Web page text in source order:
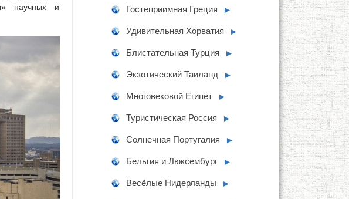
научных и
Гостеприимная Греция ►
Удивительная Хорватия ►
Блистательная Турция ►
Экзотический Таиланд ►
Многовековой Египет ►
Туристическая Россия ►
Солнечная Португалия ►
Бельгия и Люксембург ►
Весёлые Нидерланды ►